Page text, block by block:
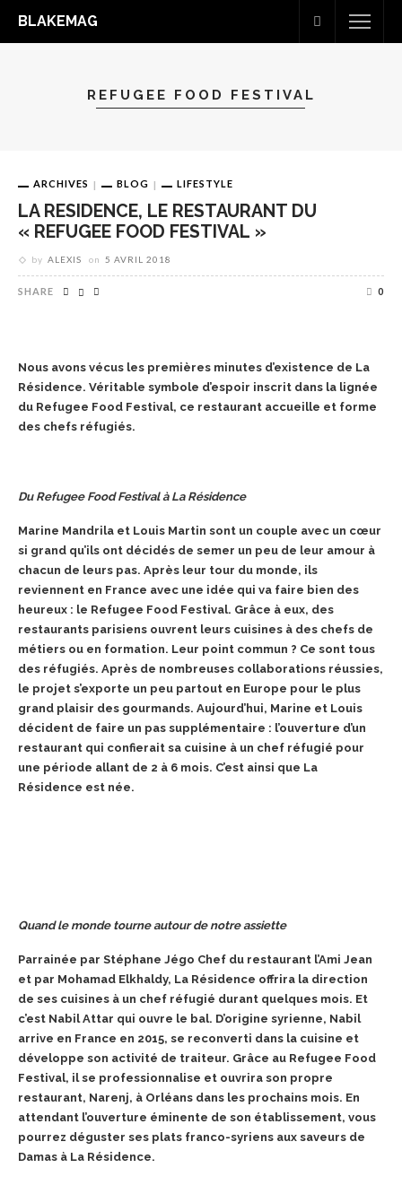
BLAKEMAG
REFUGEE FOOD FESTIVAL
ARCHIVES BLOG LIFESTYLE
LA RESIDENCE, LE RESTAURANT DU
« REFUGEE FOOD FESTIVAL »
by ALEXIS on 5 AVRIL 2018
SHARE 0
Nous avons vécus les premières minutes d’existence de La
Résidence. Véritable symbole d’espoir inscrit dans la lignée
du Refugee Food Festival, ce restaurant accueille et forme
des chefs réfugiés.
Du Refugee Food Festival à La Résidence
Marine Mandrila et Louis Martin sont un couple avec un cœur
si grand qu’ils ont décidés de semer un peu de leur amour à
chacun de leurs pas. Après leur tour du monde, ils
reviennent en France avec une idée qui va faire bien des
heureux : le Refugee Food Festival. Grâce à eux, des
restaurants parisiens ouvrent leurs cuisines à des chefs de
métiers ou en formation. Leur point commun ? Ce sont tous
des réfugiés. Après de nombreuses collaborations réussies,
le projet s’exporte un peu partout en Europe pour le plus
grand plaisir des gourmands. Aujourd’hui, Marine et Louis
décident de faire un pas supplémentaire : l’ouverture d’un
restaurant qui confierait sa cuisine à un chef réfugié pour
une période allant de 2 à 6 mois. C’est ainsi que La
Résidence est née.
Quand le monde tourne autour de notre assiette
Parrainée par Stéphane Jégo Chef du restaurant l’Ami Jean
et par Mohamad Elkhaldy, La Résidence offrira la direction
de ses cuisines à un chef réfugié durant quelques mois. Et
c’est Nabil Attar qui ouvre le bal. D’origine syrienne, Nabil
arrive en France en 2015, se reconverti dans la cuisine et
développe son activité de traiteur. Grâce au Refugee Food
Festival, il se professionnalise et ouvrira son propre
restaurant, Narenj, à Orléans dans les prochains mois. En
attendant l’ouverture éminente de son établissement, vous
pourrez déguster ses plats franco-syriens aux saveurs de
Damas à La Résidence.